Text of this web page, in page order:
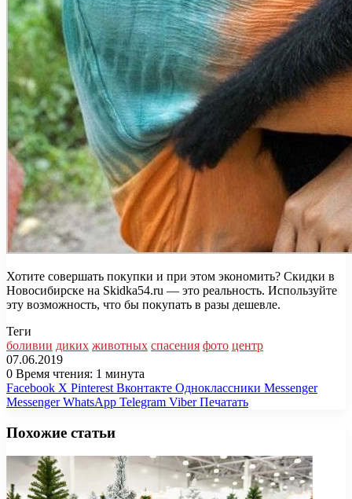
Хотите совершать покупки и при этом экономить? Скидки в
Новосибирске на Skidka54.ru — это реальность. Используйте
эту возможность, что бы покупать в разы дешевле.
Теги
боливии диких животных спасения фото центр
07.06.2019
0 Время чтения: 1 минута
Facebook X Pinterest Вконтакте Одноклассники Messenger
Messenger WhatsApp Telegram Viber Печатать
Похожие статьи